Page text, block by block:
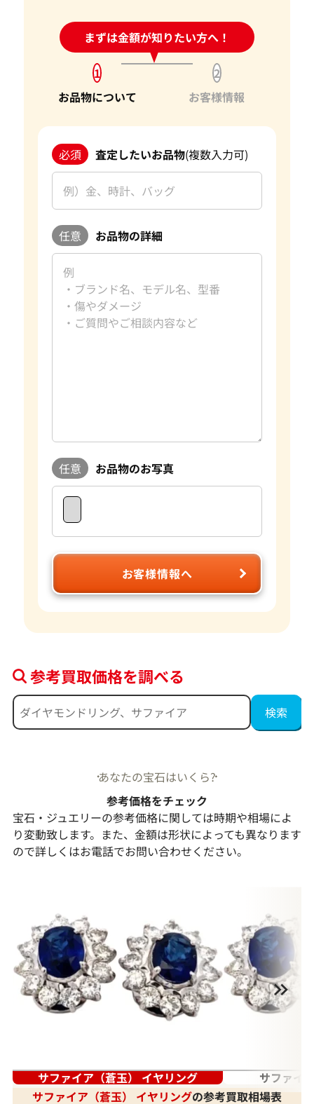
まずは金額が知りたい方へ！
24時間受付中!問い合わせフォーム
1
お品物について
2
お客様情報
必須 査定したいお品物(複数入力可)
任意 お品物の詳細
任意 お品物のお写真
お客様情報へ
参考買取価格を調べる
あなたの宝石はいくら?
参考価格をチェック
宝石・ジュエリーの参考価格に関しては時期や相場によ
り変動致します。また、金額は形状によっても異なります
ので詳しくはお電話でお問い合わせください。
サファイア（蒼玉） イヤリング
サファイ
サファイア（蒼玉） イヤリングの参考買取相場表